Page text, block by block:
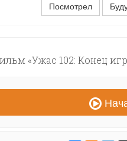
Посмотрел
«Ужас 102: Конец